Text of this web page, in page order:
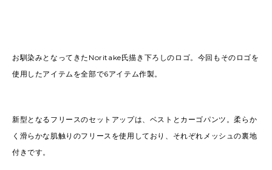
お馴染みとなってきたNoritake氏描き下ろしのロゴ。今回もそのロゴを
使用したアイテムを全部で6アイテム作製。
新型となるフリースのセットアップは、ベストとカーゴパンツ。柔らか
く滑らかな肌触りのフリースを使用しており、それぞれメッシュの裏地
付きです。